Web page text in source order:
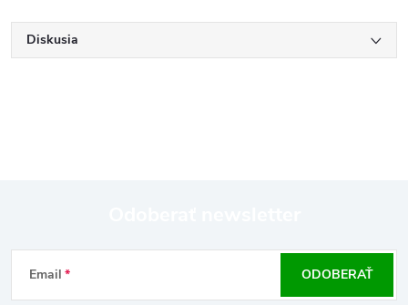
Diskusia
Z Email ODOBERAŤ